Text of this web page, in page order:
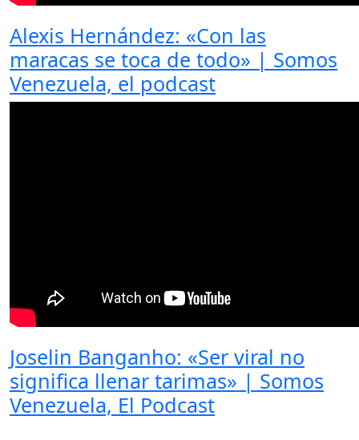
Alexis Hernández: «Con las
maracas se toca de todo» | Somos
Venezuela, el podcast
Joselin Banganho: «Ser viral no
significa llenar tarimas» | Somos
Venezuela, El Podcast